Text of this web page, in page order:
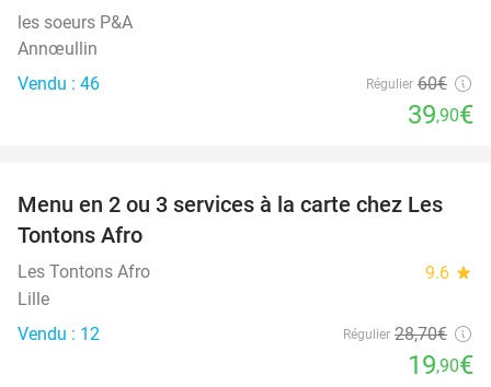
les soeurs P&A
Annœullin
Vendu : 46
Régulier 60€
39,90€
31%
Menu en 2 ou 3 services à la carte chez Les
Tontons Afro
Les Tontons Afro 9.6 star
Lille
Vendu : 12
Régulier 28,70€
19,90€